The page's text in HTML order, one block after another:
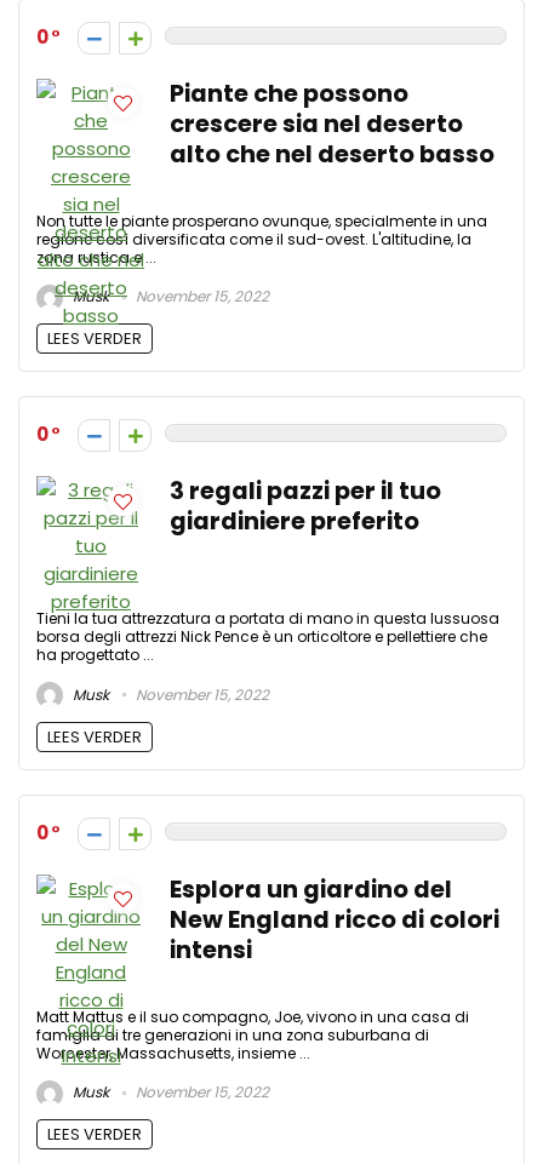
0
Piante che possono
crescere sia nel deserto
alto che nel deserto basso
Non tutte le piante prosperano ovunque, specialmente in una
regione così diversificata come il sud-ovest. L'altitudine, la
zona rustica e ...
Musk
November 15, 2022
LEES VERDER
0
3 regali pazzi per il tuo
giardiniere preferito
Tieni la tua attrezzatura a portata di mano in questa lussuosa
borsa degli attrezzi Nick Pence è un orticoltore e pellettiere che
ha progettato ...
Musk
November 15, 2022
LEES VERDER
0
Esplora un giardino del
New England ricco di colori
intensi
Matt Mattus e il suo compagno, Joe, vivono in una casa di
famiglia di tre generazioni in una zona suburbana di
Worcester, Massachusetts, insieme ...
Musk
November 15, 2022
LEES VERDER